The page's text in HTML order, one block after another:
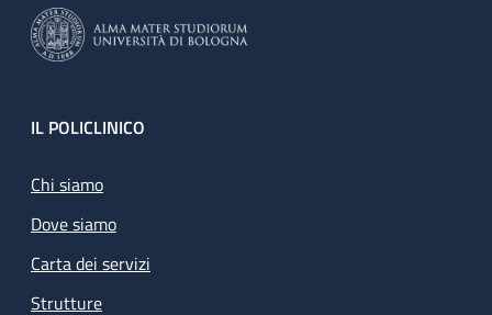
Footer
IL POLICLINICO
Chi siamo
Dove siamo
Carta dei servizi
Strutture